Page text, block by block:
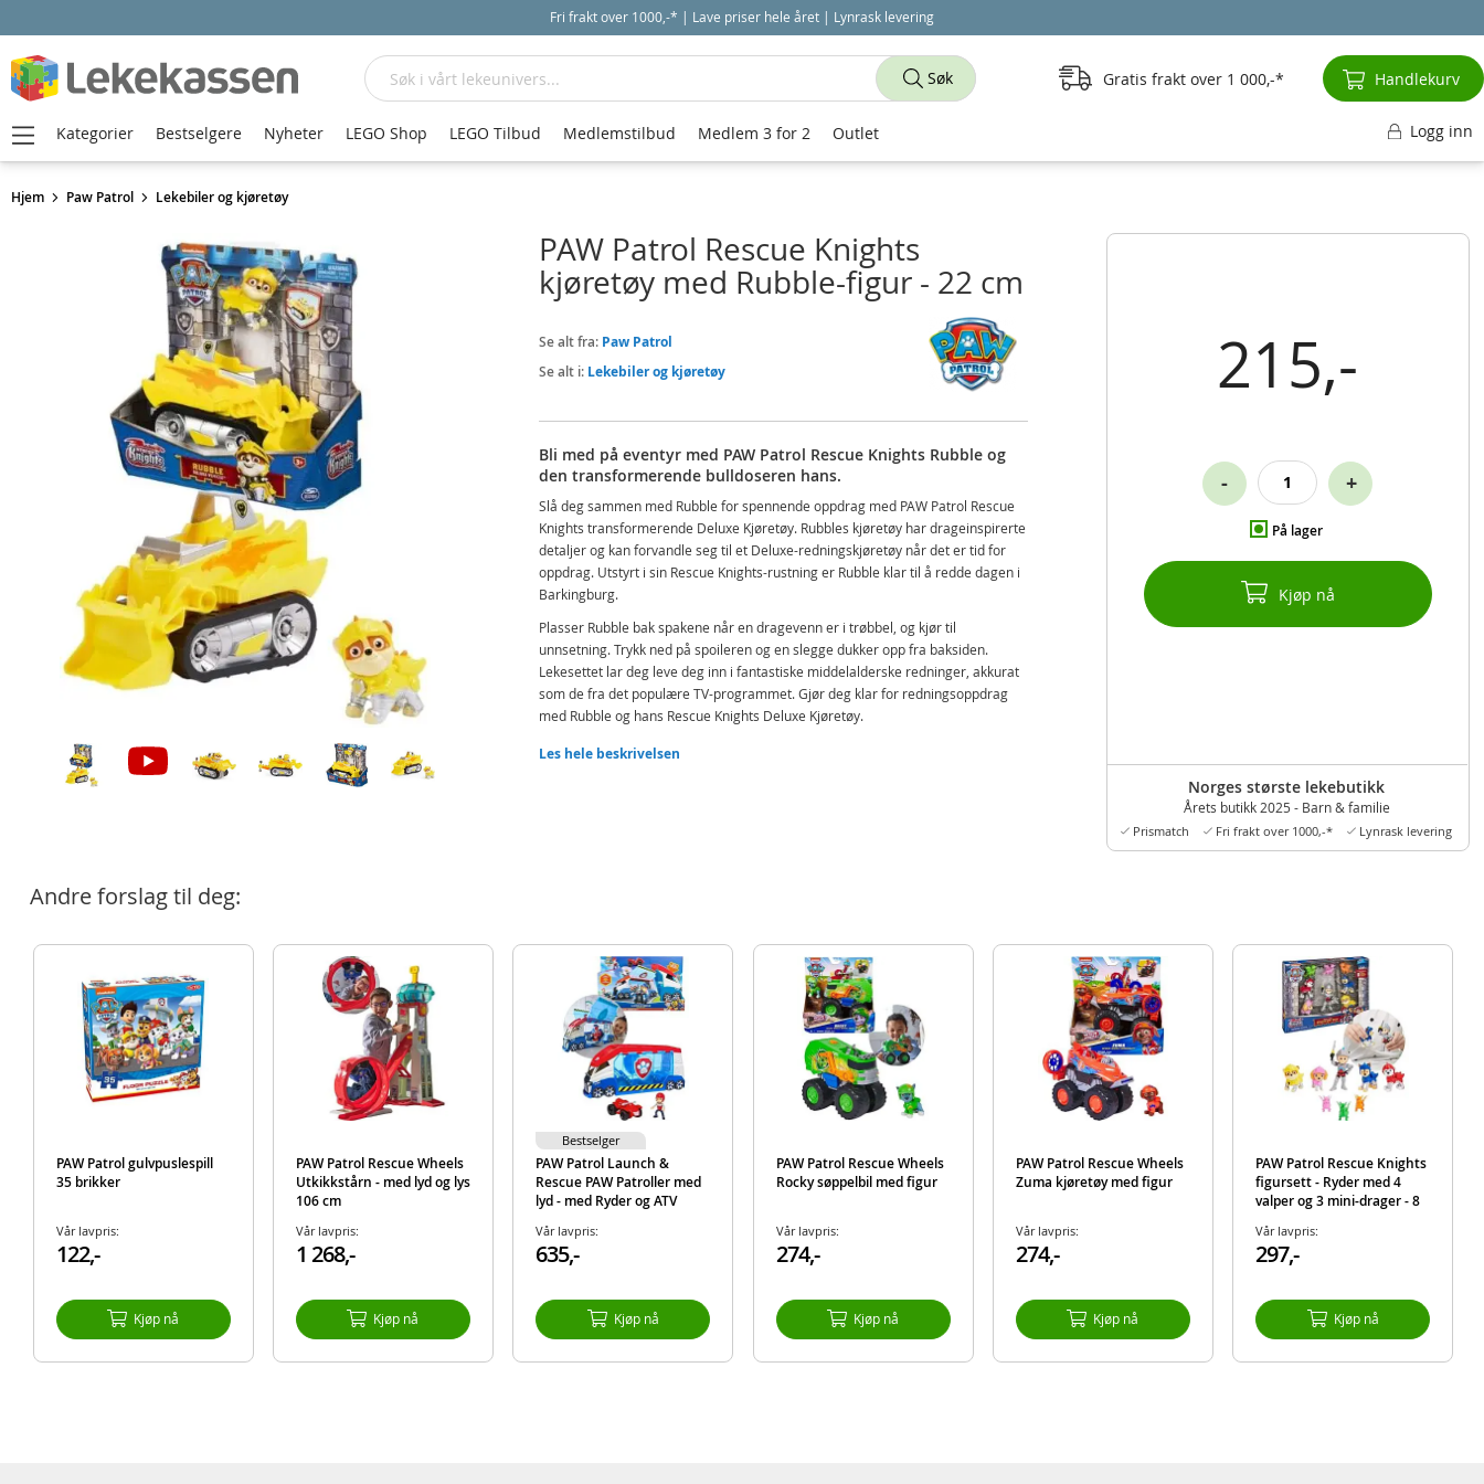
Fri frakt over 1000,-* | Lave priser hele året | Lynrask levering
Hjem Paw Patrol Lekebiler og kjøretøy
215,-
På lager
- +
Kjøp nå
Norges største lekebutikk
Årets butikk 2025 - Barn & familie
Prismatch Fri frakt over 1000,-* Lynrask levering
PAW Patrol Rescue Knights
kjøretøy med Rubble-figur - 22 cm
Se alt fra: Paw Patrol
Se alt i: Lekebiler og kjøretøy
Bli med på eventyr med PAW Patrol Rescue Knights Rubble og
den transformerende bulldoseren hans.
Slå deg sammen med Rubble for spennende oppdrag med PAW Patrol Rescue
Knights transformerende Deluxe Kjøretøy. Rubbles kjøretøy har drageinspirerte
detaljer og kan forvandle seg til et Deluxe-redningskjøretøy når det er tid for
oppdrag. Utstyrt i sin Rescue Knights-rustning er Rubble klar til å redde dagen i
Barkingburg.
Plasser Rubble bak spakene når en dragevenn er i trøbbel, og kjør til
unnsetning. Trykk ned på spoileren og en slegge dukker opp fra baksiden.
Lekesettet lar deg leve deg inn i fantastiske middelalderske redninger, akkurat
som de fra det populære TV-programmet. Gjør deg klar for redningsoppdrag
med Rubble og hans Rescue Knights Deluxe Kjøretøy.
Inneholder:
Merk: Kan brukes med Paw Patrol Mighty Pups utkikkstårn
Produktdetaljer
Modell 6063587
EAN 778988414606
Paw Patrol
Les hele beskrivelsen
Andre forslag til deg:
PAW Patrol gulvpuslespill
35 brikker
Vår lavpris:
122,-
Kjøp nå
PAW Patrol Rescue Wheels
Utkikkstårn - med lyd og lys
106 cm
Vår lavpris:
1 268,-
Kjøp nå
PAW Patrol Launch &
Rescue PAW Patroller med
lyd - med Ryder og ATV
Vår lavpris:
635,-
Kjøp nå
Bestselger
PAW Patrol Rescue Wheels
Rocky søppelbil med figur
Vår lavpris:
274,-
Kjøp nå
PAW Patrol Rescue Wheels
Zuma kjøretøy med figur
Vår lavpris:
274,-
Kjøp nå
PAW Patrol Rescue Knights
figursett - Ryder med 4
valper og 3 mini-drager - 8
Vår lavpris:
297,-
Kjøp nå
Søk
Søk Gratis frakt over 1 000,- Handlekurv
Kategorier Bestselgere Nyheter LEGO Shop LEGO Tilbud Medlemstilbud Medlem 3 for 2 Outlet Logg inn